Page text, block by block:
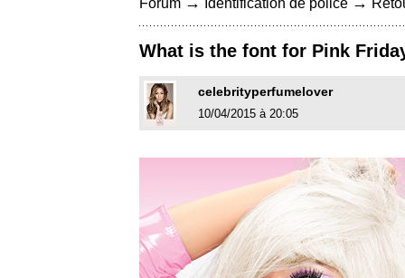
Forum Identification de police
What is the font for Pink
celebrityperfumelover
10/04/2015 à 20:05